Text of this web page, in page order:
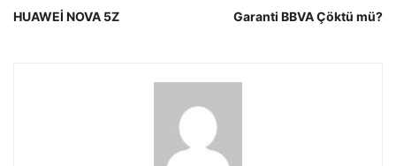
HUAWEİ NOVA 5Z Garanti BBVA Çöktü mü?